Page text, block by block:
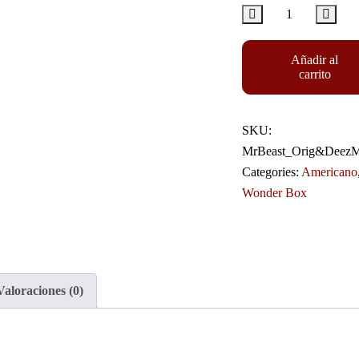
Añadir al
carrito
SKU:
Categories: Americano
Wonder Box
(0)